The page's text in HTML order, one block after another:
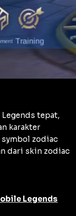
tepat,
karakter
zodiac
dari skin zodiac
Legends